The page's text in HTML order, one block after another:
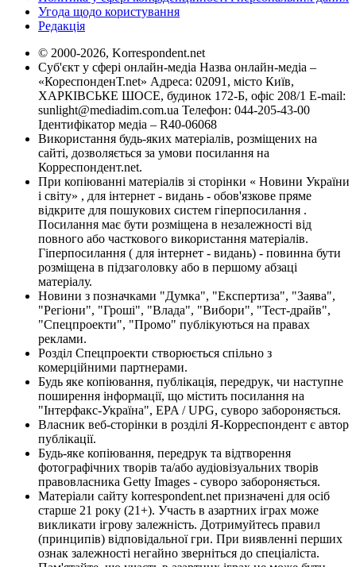
Угода щодо користування
Редакція
© 2000-2026, Korrespondent.net
Суб'єкт у сфері онлайн-медіа Назва онлайн-медіа –
«КореспонденТ.net» Адреса: 02091, місто Київ,
ХАРКІВСЬКЕ ШОСЕ, будинок 172-Б, офіс 208/1 E-mail:
sunlight@mediadim.com.ua Телефон: 044-205-43-00
Ідентифікатор медіа – R40-06068
Використання будь-яких матеріалів, розміщених на
сайті, дозволяється за умови посилання на
Корреспондент.net.
При копіюванні матеріалів зі сторінки « Новини України
і світу» , для інтернет - видань - обов'язкове пряме
відкрите для пошукових систем гіперпосилання .
Посилання має бути розміщена в незалежності від
повного або часткового використання матеріалів.
Гіперпосилання ( для інтернет - видань) - повинна бути
розміщена в підзаголовку або в першому абзаці
матеріалу.
Новини з позначками "Думка", "Експертиза", "Заява",
"Регіони", "Гроші", "Влада", "Вибори", "Тест-драйв",
"Спецпроекти", "Промо" публікуються на правах
реклами.
Розділ Спецпроекти створюється спільно з
комерційними партнерами.
Будь яке копіювання, публікація, передрук, чи наступне
поширення інформації, що містить посилання на
"Інтерфакс-Україна", EPA / UPG, суворо забороняється.
Власник веб-сторінки в розділі Я-Корреспондент є автор
публікації.
Будь-яке копіювання, передрук та відтворення
фотографічних творів та/або аудіовізуальних творів
правовласника Getty Images - суворо забороняється.
Матеріали сайту korrespondent.net призначені для осіб
старше 21 року (21+). Участь в азартних іграх може
викликати ігрову залежність. Дотримуйтесь правил
(принципів) відповідальної гри. При виявленні перших
ознак залежності негайно зверніться до спеціаліста.